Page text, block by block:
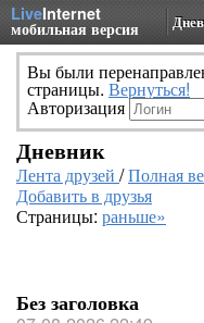
LiveInternet
мобильная версия
Вы были
страницы. Вернуться!
Авторизация
Дневник
Лента друзей /Полная
Добавить в друзья
Страницы: раньше»
Без заголовка